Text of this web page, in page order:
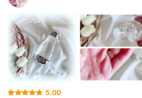
5.00